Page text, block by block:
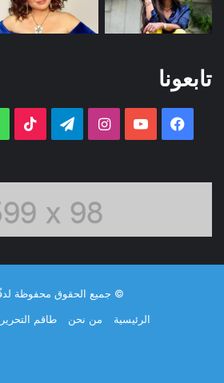
تابعونا
فيسبوك ‫YouTubeانستقرامتيلقرام
© جميع الحقوق محفوظة
الرئيسية
من نحن طاقم التحرير